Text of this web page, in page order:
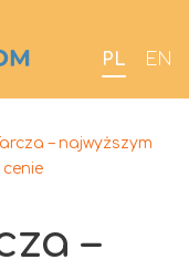
PL EN
– najwyższym
–